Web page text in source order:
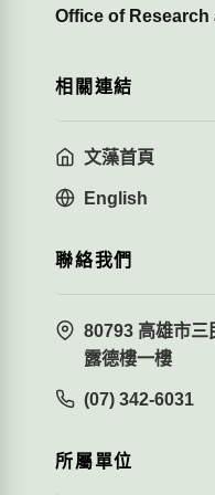
Office of
相關連結
文藻首頁
English
聯絡我們
80793 高雄市三
露德樓一樓
(07) 342-6031
所屬單位